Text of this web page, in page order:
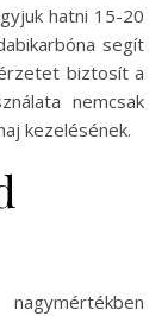
hatni 15-20
segít
biztosít a
nemcsak
kezelésének.